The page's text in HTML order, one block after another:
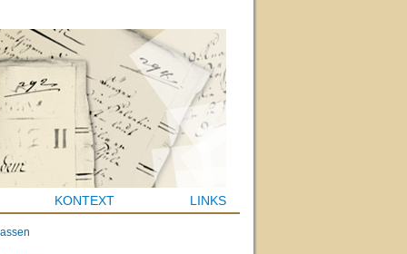
KONTEXT LINKS